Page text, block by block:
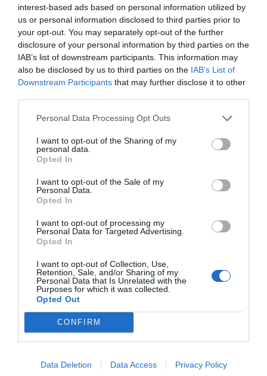
interest-based ads based on personal information utilized by
us or personal information disclosed to third parties prior to
your opt-out. You may separately opt-out of the further
disclosure of your personal information by third parties on the
IAB’s list of downstream participants. This information may
also be disclosed by us to third parties on the IAB’s List of
Downstream Participants that may further disclose it to other
Personal Data Processing Opt Outs
I want to opt-out of the Sharing of my
personal data.
Opted In
I want to opt-out of the Sale of my
Personal Data.
Opted In
I want to opt-out of processing my
Personal Data for Targeted Advertising.
Opted In
I want to opt-out of Collection, Use,
Retention, Sale, and/or Sharing of my
Personal Data that Is Unrelated with the
Purposes for which it was collected.
Opted Out
CONFIRM
Data Deletion Data Access Privacy Policy